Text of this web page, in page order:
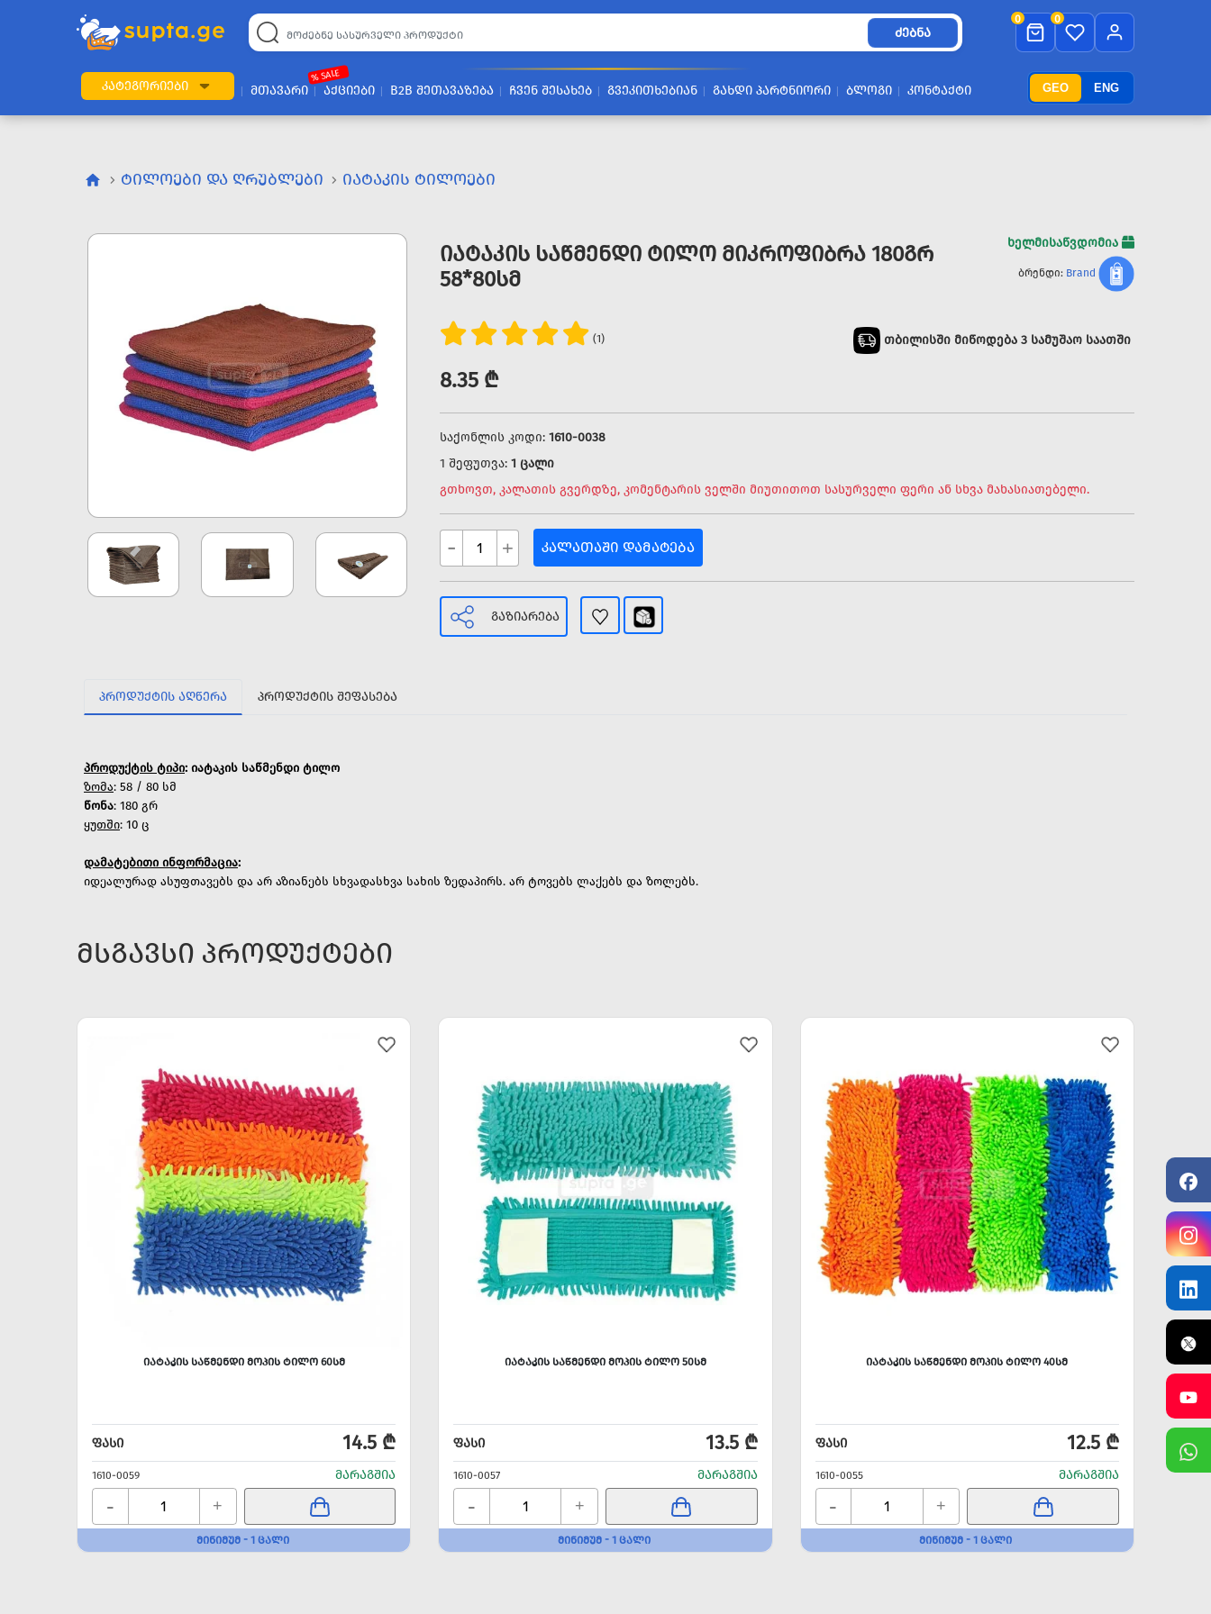
GEO ENG
ᲫᲔᲑᲜᲐ
0 0
ᲙᲐᲢᲔᲒᲝᲠᲘᲔᲑᲘ ᲛᲗᲐᲕᲐᲠᲘ ᲐᲥᲪᲘᲔᲑᲘ
% SALE
B2B ᲨᲔᲗᲐᲕᲐᲖᲔᲑᲐ ᲩᲕᲔᲜ ᲨᲔᲡᲐᲮᲔᲑ ᲒᲕᲔᲙᲘᲗᲮᲔᲑᲘᲐᲜ ᲒᲐᲮᲓᲘ ᲞᲐᲠᲢᲜᲘᲝᲠᲘ ᲑᲚᲝᲒᲘ ᲙᲝᲜᲢᲐᲥᲢᲘ
ᲢᲘᲚᲝᲔᲑᲘ ᲓᲐ ᲦᲠᲣᲑᲚᲔᲑᲘ ᲘᲐᲢᲐᲙᲘᲡ ᲢᲘᲚᲝᲔᲑᲘ
ᲘᲐᲢᲐᲙᲘᲡ ᲡᲐᲬᲛᲔᲜᲓᲘ ᲢᲘᲚᲝ ᲛᲘᲙᲠᲝᲤᲘᲑᲠᲐ 180ᲒᲠ
58*80ᲡᲛ
ხელმისაწვდომია
ბრენდი: Brand
(1)
8.35 ₾
თბილისში მიწოდება 3 სამუშაო საათში
საქონლის კოდი:1610-0038
1 შეფუთვა:1 ცალი
გთხოვთ, კალათის გვერდზე, კომენტარის ველში მიუთითოთ სასურველი ფერი ან სხვა მახასიათებელი.
- + ᲙᲐᲚᲐᲗᲐᲨᲘ ᲓᲐᲛᲐᲢᲔᲑᲐ
ᲒᲐᲖᲘᲐᲠᲔᲑᲐ
ᲞᲠᲝᲓᲣᲥᲢᲘᲡ ᲐᲦᲬᲔᲠᲐ ᲞᲠᲝᲓᲣᲥᲢᲘᲡ ᲨᲔᲤᲐᲡᲔᲑᲐ
პროდუქტის ტიპი: იატაკის საწმენდი ტილო
ზომა: 58 / 80 სმ
წონა: 180 გრ
ყუთში: 10 ც
დამატებითი ინფორმაცია:
იდეალურად ასუფთავებს და არ აზიანებს სხვადასხვა სახის ზედაპირს. არ ტოვებს ლაქებს და ზოლებს.
ᲛᲡᲒᲐᲕᲡᲘ ᲞᲠᲝᲓᲣᲥᲢᲔᲑᲘ
ᲘᲐᲢᲐᲙᲘᲡ ᲡᲐᲬᲛᲔᲜᲓᲘ ᲛᲝᲞᲘᲡ ᲢᲘᲚᲝ 60ᲡᲛ
ᲤᲐᲡᲘ 14.5 ₾
1610-0059 ᲛᲐᲠᲐᲒᲨᲘᲐ
- +
ᲛᲘᲜᲘᲛᲣᲛ - 1 ᲪᲐᲚᲘ
ᲘᲐᲢᲐᲙᲘᲡ ᲡᲐᲬᲛᲔᲜᲓᲘ ᲛᲝᲞᲘᲡ ᲢᲘᲚᲝ 50ᲡᲛ
ᲤᲐᲡᲘ 13.5 ₾
1610-0057 ᲛᲐᲠᲐᲒᲨᲘᲐ
- +
ᲛᲘᲜᲘᲛᲣᲛ - 1 ᲪᲐᲚᲘ
ᲘᲐᲢᲐᲙᲘᲡ ᲡᲐᲬᲛᲔᲜᲓᲘ ᲛᲝᲞᲘᲡ ᲢᲘᲚᲝ 40ᲡᲛ
ᲤᲐᲡᲘ 12.5 ₾
1610-0055 ᲛᲐᲠᲐᲒᲨᲘᲐ
- +
ᲛᲘᲜᲘᲛᲣᲛ - 1 ᲪᲐᲚᲘ
ᲤᲐᲡᲘ
1610-